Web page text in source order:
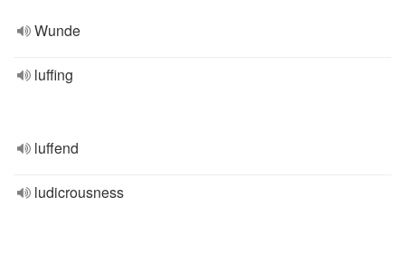
Wunde
luffing
luffend
ludicrousness